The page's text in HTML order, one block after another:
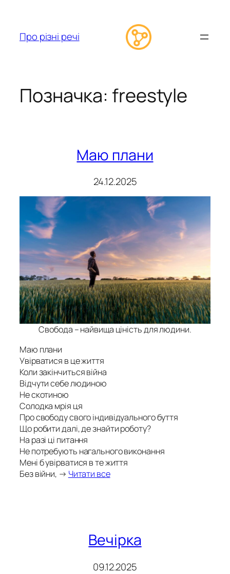
вмісту
Про різні речі
Позначка: freestyle
Маю плани
24.12.2025
Свобода – найвища ціність для людини.
Маю плани
Увірватися в це життя
Коли закінчиться війна
Відчути себе людиною
Не скотиною
Солодка мрія ця
Про свободу свого індивідуального буття
Що робити далі, де знайти роботу?
На разі ці питання
Не потребують нагального виконання
Мені б увірватися в те життя
Без війни, → Читати все
Вечірка
09.12.2025